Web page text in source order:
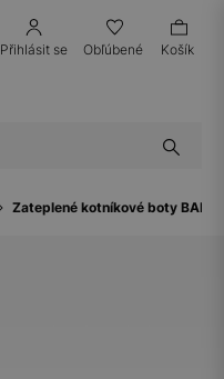
Přihlásit se Obľúbené Košík
Zateplené kotníkové boty